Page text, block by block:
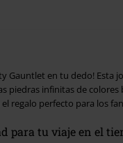
Gauntlet en tu dedo! Esta
piedras infinitas de
regalo perfecto para los
para tu viaje en el